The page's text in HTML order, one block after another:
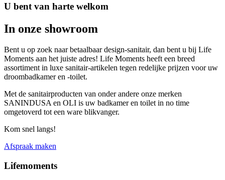
U bent van harte welkom
In onze showroom
Bent u op zoek naar betaalbaar design-sanitair, dan bent u bij Life
Moments aan het juiste adres! Life Moments heeft een breed
assortiment in luxe sanitair-artikelen tegen redelijke prijzen voor uw
droombadkamer en -toilet.
Met de sanitairproducten van onder andere onze merken
SANINDUSA en OLI is uw badkamer en toilet in no time
omgetoverd tot een ware blikvanger.
Kom snel langs!
Afspraak maken
Lifemoments